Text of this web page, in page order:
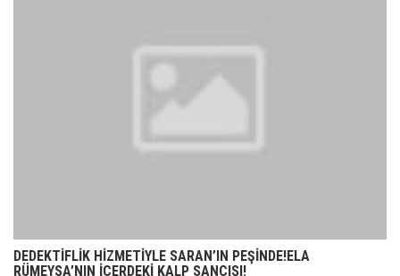
DEDEKTİFLİK HİZMETİYLE SARAN’IN PEŞİNDE!ELA
RÜMEYSA’NIN İÇERDEKİ KALP SANCISI!